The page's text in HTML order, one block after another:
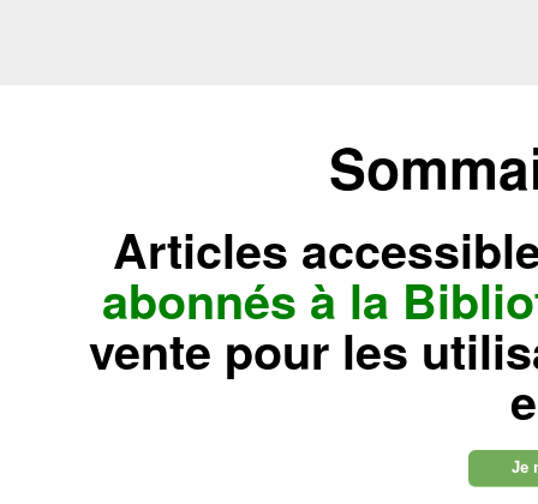
Articles
abonnés à la
vente pour les
Je